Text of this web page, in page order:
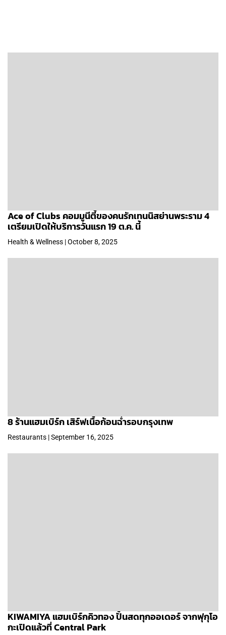
Ace of Clubs คอมมูนีตี้ของคนรักเทนนิสย่านพระราม 4
เตรียมเปิดให้บริการวันแรก 19 ต.ค. นี้
Health & Wellness | October 8, 2025
8 ร้านแฮมเบิร์ก เสิร์ฟเนื้อก้อนฉ่ำรอบกรุงเทพ
Restaurants | September 16, 2025
KIWAMIYA แฮมเบิร์กคิวทอง ปั้นสดทุกออเดอร์ จากฟุกุโอ
กะเปิดแล้วที่ Central Park